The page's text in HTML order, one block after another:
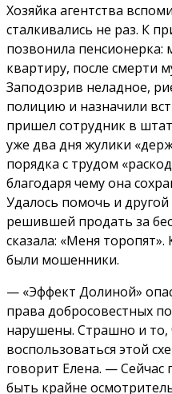
Хозяйка агентства
сталкивались не раз. К
позвонила пенсионерка:
квартиру, после смерти
Заподозрив неладное,
полицию и назначили
пришел сотрудник в
уже два дня жулики
порядка с трудом
благодаря чему она
Удалось помочь и
решившей продать за
сказала: «Меня
были мошенники.
— «Эффект Долиной»
права добросовестных
нарушены. Страшно и то,
воспользоваться этой
говорит Елена. — Сейчас
быть крайне